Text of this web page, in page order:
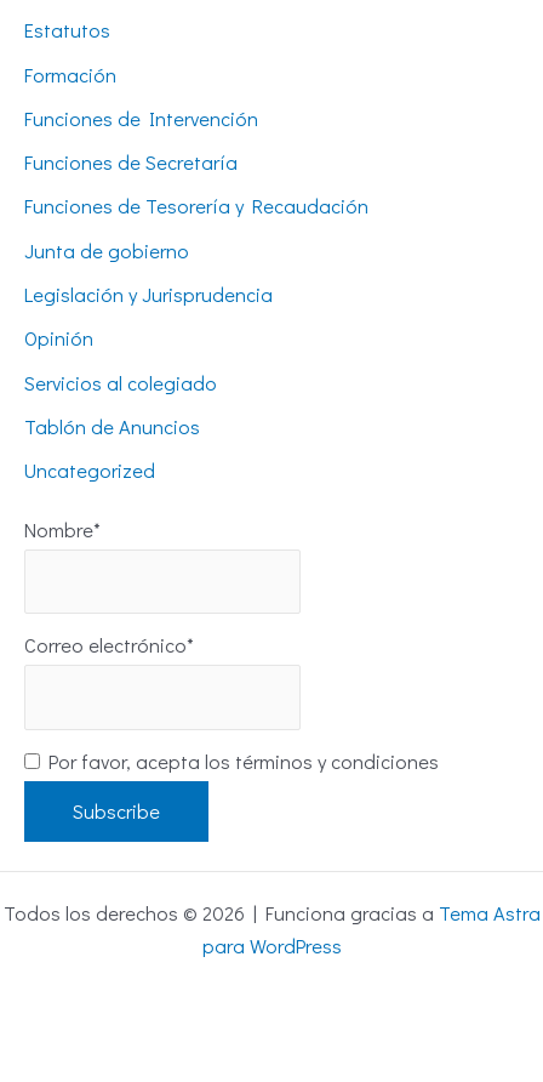
Estatutos
Formación
Funciones de Intervención
Funciones de Secretaría
Funciones de Tesorería y Recaudación
Junta de gobierno
Legislación y Jurisprudencia
Opinión
Servicios al colegiado
Tablón de Anuncios
Uncategorized
Nombre*
Correo electrónico*
Por favor, acepta los términos y condiciones
Todos los derechos © 2026 | Funciona gracias a Tema Astra
para WordPress